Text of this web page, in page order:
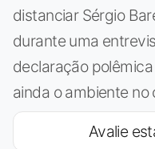
distanciar Sérgio
durante uma
declaração
ainda o ambiente no
Avalie